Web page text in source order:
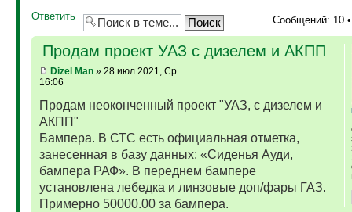
Ответить Сообщений: 10
Продам проект УАЗ с дизелем и АКПП
Dizel Man» 28 июл 2021, Ср
16:06
Продам неоконченный проект "УАЗ, с дизелем и
АКПП"
Бампера. В СТС есть официальная отметка,
занесенная в базу данных: «Сиденья Ауди,
бампера РАФ». В переднем бампере
установлена лебедка и линзовые доп/фары ГАЗ.
Примерно 50000.00 за бампера.